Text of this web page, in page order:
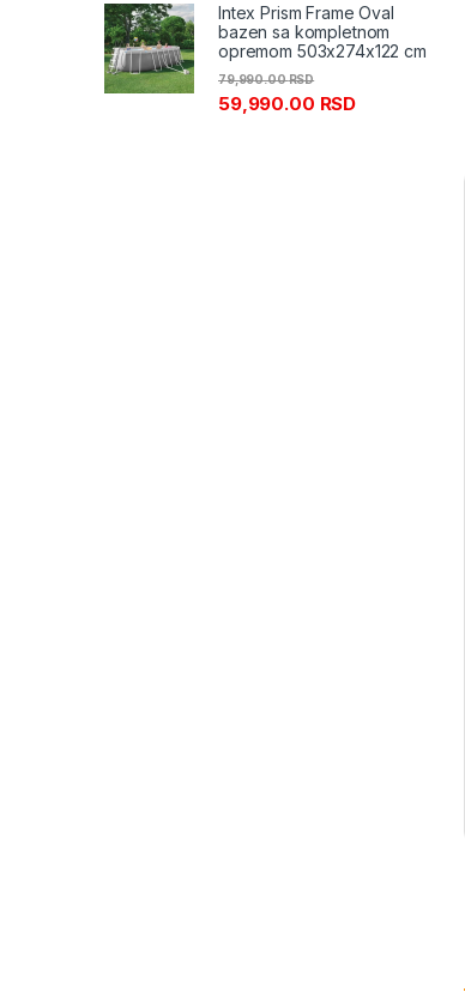
Intex Prism Frame Oval
bazen sa kompletnom
opremom 503x274x122 cm
59,990.00 RSD
79,990.00RSD